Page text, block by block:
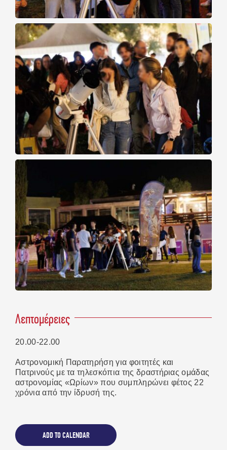
Λεπτομέρειες
20.00-22.00
Αστρονομική Παρατηρήση για φοιτητές και
Πατρινούς με τα τηλεσκόπια της δραστήριας ομάδας
αστρονομίας «Ωρίων» που συμπληρώνει φέτος 22
χρόνια από την ίδρυσή της.
ADD TO CALENDAR
WELCOME TO UP 2024
- RECAP TRAILER